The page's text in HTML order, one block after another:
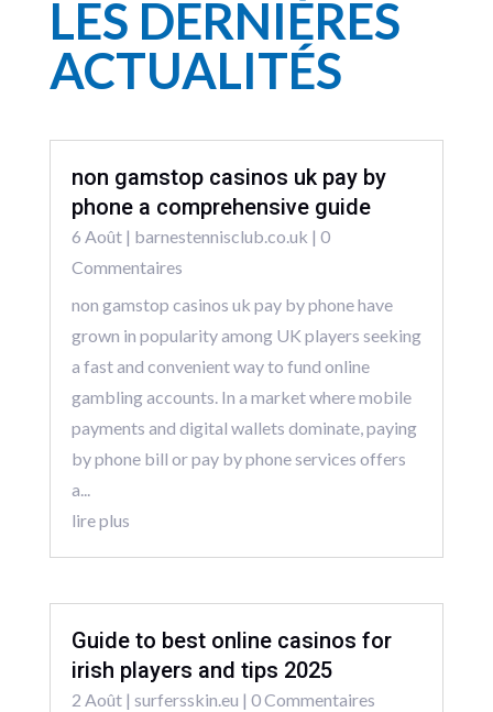
LES DERNIÈRES
ACTUALITÉS
non gamstop casinos uk pay by
phone a comprehensive guide
6 Août| barnestennisclub.co.uk | 0
Commentaires
non gamstop casinos uk pay by phone have
grown in popularity among UK players seeking
a fast and convenient way to fund online
gambling accounts. In a market where mobile
payments and digital wallets dominate, paying
by phone bill or pay by phone services offers
a...
lire plus
Guide to best online casinos for
irish players and tips 2025
2 Août| surfersskin.eu | 0 Commentaires